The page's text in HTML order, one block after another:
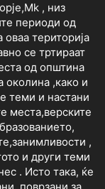
, низ
периоди од
територија
се тртираат
од општина
околина ,како и
теми и настани
места,верските
,
и други теми
. Исто така, ќе